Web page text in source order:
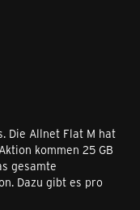
Die Allnet Flat M hat
kommen 25 GB
gesamte
Dazu gibt es pro